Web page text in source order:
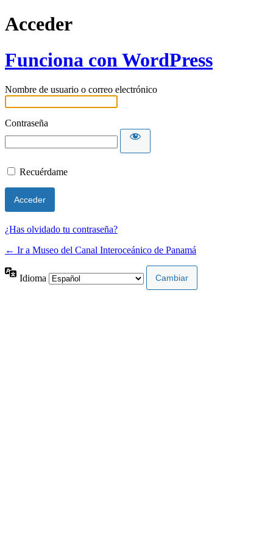
Acceder
Funciona con WordPress
Nombre de usuario o correo electrónico
Contraseña
Recuérdame
¿Has olvidado tu contraseña?
← Ir a Museo del Canal Interoceánico de Panamá
Idioma